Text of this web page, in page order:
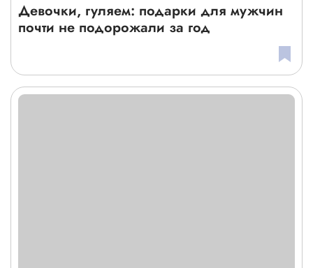
Девочки, гуляем: подарки для мужчин
почти не подорожали за год